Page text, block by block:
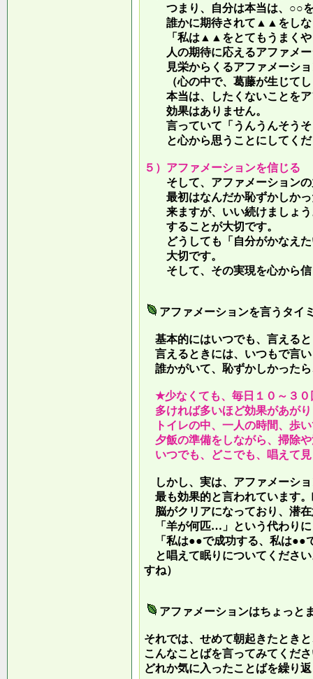
つまり、自分は本当は、○○を
誰かに期待されて▲▲をしな
「私は▲▲をとてもうまくや
人の期待に応えるアファメ
見栄からくるアファメーショ
（心の中で、葛藤が生じてし
本当は、したくないことをア
効果はありません。
言っていて 「うんうんそう
と心から思うことにしてくだ
５）アファメーションを信じる
そして、アファメーションの
最初はなんだか恥ずかしかっ
来ますが、いい続けましょう
することが大切です。
どうしても「自分がかなえた
大切です。
そして、その実現を心から信
アファメーションを言うタイ
基本的にはいつでも、言える
言えるときには、いつもで言
誰かがいて、恥ずかしかった
★少なくても、毎日１０～３０
多ければ多いほど効果があが
トイレの中、一人の時間、歩
夕飯の準備をしながら、掃除
いつでも、どこでも、唱えて
しかし、実は、アファメーシ
最も効果的と言われています
脳がクリアになっており、潜
「羊が何匹…」という代わりに
「私は●●で成功する、私は●●
と唱えて眠りについてくださ
すね）
アファメーションはちょっと
それでは、せめて朝起きたとき
こんなことばを言ってみてくだ
どれか気に入ったことばを繰り